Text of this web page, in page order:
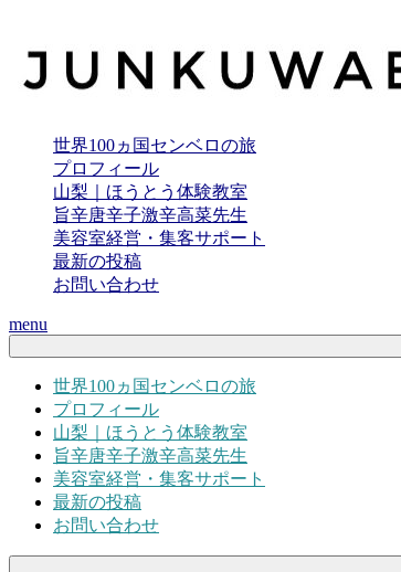
世界100ヵ国センベロの旅
プロフィール
山梨｜ほうとう体験教室
旨辛唐辛子激辛高菜先生
美容室経営・集客サポート
最新の投稿
お問い合わせ
menu
世界100ヵ国センベロの旅
プロフィール
山梨｜ほうとう体験教室
旨辛唐辛子激辛高菜先生
美容室経営・集客サポート
最新の投稿
お問い合わせ